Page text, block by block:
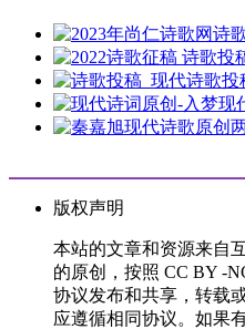
现
版权声明
本站的文章和资源来自
的原创，按照 CC BY -
协议发布和共享，转载
应遵循相同协议。如果